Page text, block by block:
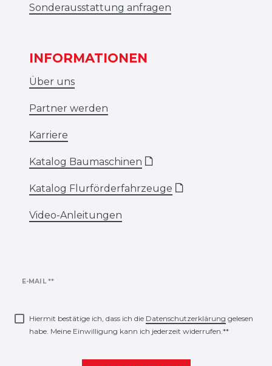
Sonderausstattung anfragen
INFORMATIONEN
Über uns
Partner werden
Karriere
Katalog Baumaschinen 🗋
Katalog Flurförderfahrzeuge 🗋
Video-Anleitungen
E-MAIL **
Newsletter
Hiermit bestätige ich, dass ich die Daten­schutz­erklärung gelesen
habe. Meine Einwilligung kann ich jederzeit widerrufen.**